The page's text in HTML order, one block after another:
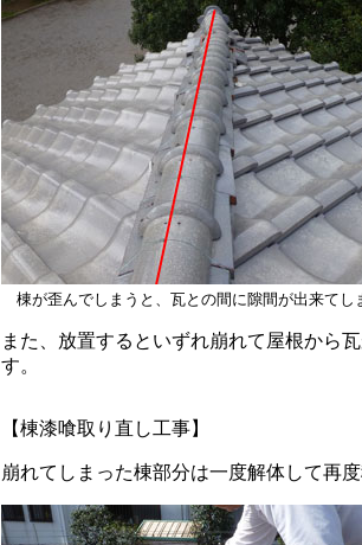
棟が歪んでしまうと、瓦との間に隙間が出来てし
また、放置するといずれ崩れて屋根から
す。
【棟漆喰取り直し工事】
崩れてしまった棟部分は一度解体して再度